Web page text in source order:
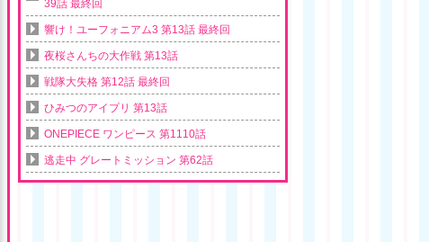
39話 最終回
響け！ユーフォニアム3 第13話 最終回
夜桜さんちの大作戦 第13話
戦隊大失格 第12話 最終回
ひみつのアイプリ 第13話
ONEPIECE ワンピース 第1110話
逃走中 グレートミッション 第62話